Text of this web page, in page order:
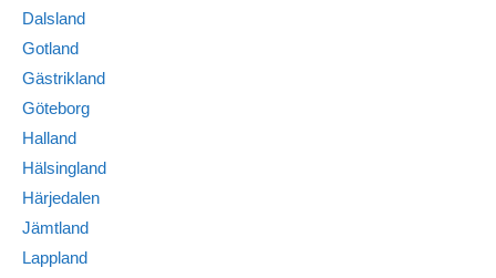
Dalsland
Gotland
Gästrikland
Göteborg
Halland
Hälsingland
Härjedalen
Jämtland
Lappland